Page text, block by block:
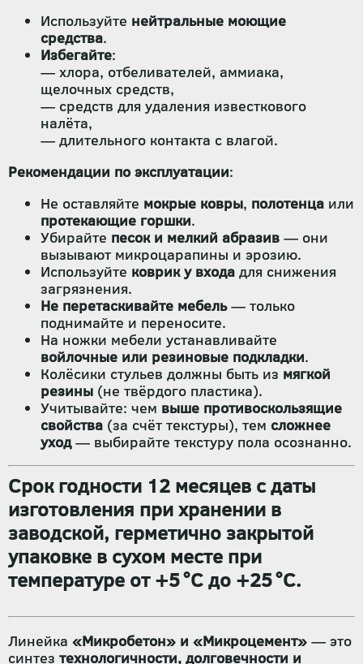
Используйте нейтральные моющие
средства.
Избегайте:
— хлора, отбеливателей, аммиака,
щелочных средств,
— средств для удаления известкового
налёта,
— длительного контакта с влагой.
Рекомендации по эксплуатации:
Не оставляйте мокрые ковры, полотенца или
протекающие горшки.
Убирайте песок и мелкий абразив — они
вызывают микроцарапины и эрозию.
Используйте коврик у входа для снижения
загрязнения.
Не перетаскивайте мебель— только
поднимайте и переносите.
На ножки мебели устанавливайте
войлочные или резиновые подкладки.
Колёсики стульев должны быть из мягкой
резины (не твёрдого пластика).
Учитывайте: чем выше противоскользящие
свойства (за счёт текстуры), тем сложнее
уход— выбирайте текстуру пола осознанно.
Срок годности 12 месяцев с даты
изготовления при хранении в
заводской, герметично закрытой
упаковке в сухом месте при
температуре от+5 °C до +25 °C.
Линейка «Микробетон» и «Микроцемент» — это
синтез технологичности, долговечности и